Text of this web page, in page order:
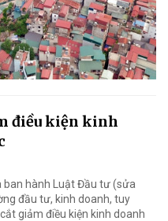
điều kiện kinh
ban hành Luật Đầu tư (sửa
đầu tư, kinh doanh, tuy
giảm điều kiện kinh doanh